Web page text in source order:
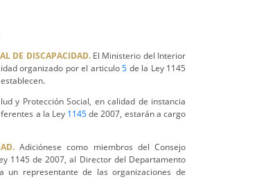
DE DISCAPACIDAD.El Ministerio del Interior
organizado por el articulo5 de la Ley 1145
y Protección Social, en calidad de instancia
a la Ley 1145de 2007, estarán a cargo
Adiciónese como miembros del Consejo
1145 de 2007, al Director del Departamento
un representante de las organizaciones de